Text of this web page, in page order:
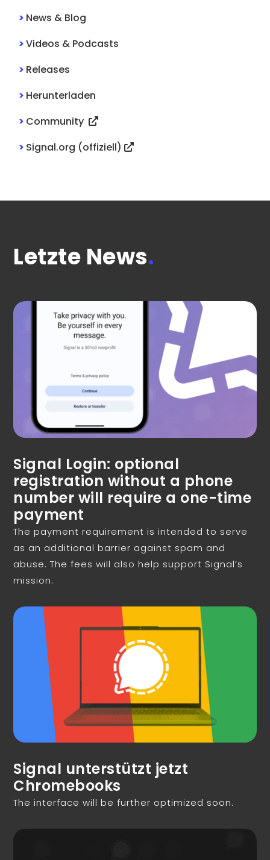
> News & Blog
>Videos & Podcasts
> Releases
> Herunterladen
> Community
> Signal.org (offiziell)
Letzte News.
Signal Login: optional
registration without a phone
number will require a one-time
payment
The payment requirement is intended to serve
as an additional barrier against spam and
abuse. The fees will also help support Signal’s
mission.
Signal unterstützt jetzt
Chromebooks
The interface will be further optimized soon.